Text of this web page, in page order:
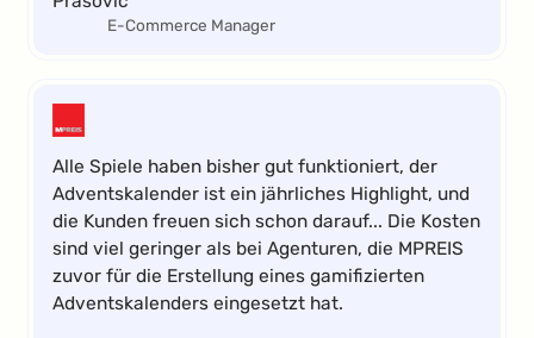
E-Commerce Manager
Alle Spiele haben bisher gut funktioniert, der
Adventskalender ist ein jährliches Highlight, und
die Kunden freuen sich schon darauf... Die Kosten
sind viel geringer als bei Agenturen, die MPREIS
zuvor für die Erstellung eines gamifizierten
Adventskalenders eingesetzt hat.